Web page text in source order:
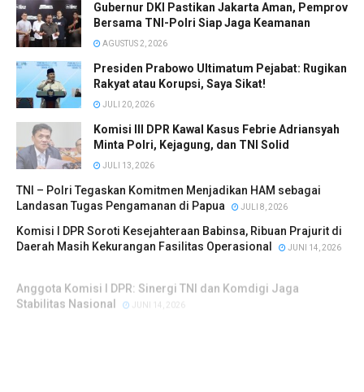
Gubernur DKI Pastikan Jakarta Aman, Pemprov
Bersama TNI-Polri Siap Jaga Keamanan
AGUSTUS 2, 2026
Presiden Prabowo Ultimatum Pejabat: Rugikan
Rakyat atau Korupsi, Saya Sikat!
JULI 20, 2026
Komisi III DPR Kawal Kasus Febrie Adriansyah
Minta Polri, Kejagung, dan TNI Solid
JULI 13, 2026
TNI – Polri Tegaskan Komitmen Menjadikan HAM sebagai
Landasan Tugas Pengamanan di Papua
JULI 8, 2026
Komisi I DPR Soroti Kesejahteraan Babinsa, Ribuan Prajurit di
Daerah Masih Kekurangan Fasilitas Operasional
JUNI 14, 2026
Stabilitas Nasional
JUNI 14, 2026
Patroli Begal TNI Ikut, Penindakan Hukum Tetap Ranah Polri